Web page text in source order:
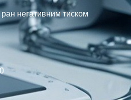
негативним тиском